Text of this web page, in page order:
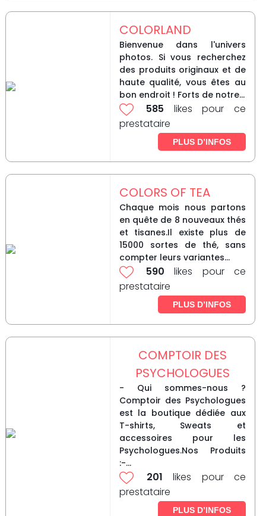
COLORLAND
Bienvenue dans l'univers
photos. Si vous recherchez
des produits originaux et de
haute qualité, vous êtes au
bon endroit ! Forts de notre...
585 likes pour ce
prestataire
PLUS D’INFOS
COLORS OF TEA
Chaque mois nous partons
en quête de 8 nouveaux thés
et tisanes.Il existe plus de
15000 sortes de thé, sans
compter leurs variantes...
590 likes pour ce
prestataire
PLUS D’INFOS
COMPTOIR DES
PSYCHOLOGUES
- Qui sommes-nous ?
Comptoir des Psychologues
est la boutique dédiée aux
T-shirts, Sweats et
accessoires pour les
Psychologues.Nos Produits
:-...
201 likes pour ce
prestataire
PLUS D’INFOS